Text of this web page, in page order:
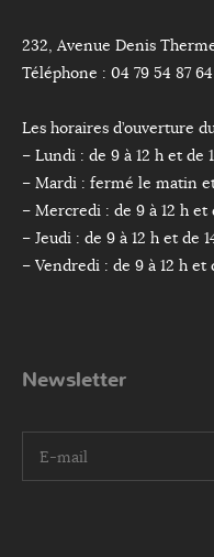
232, Avenue Denis
Téléphone : 04 79 54 87 64
Les horaires d’ouverture
– Lundi : de 9 à 12 h et de
– Mardi : fermé le matin et
– Mercredi : de 9 à 12 h et
– Jeudi : de 9 à 12 h et de
– Vendredi : de 9 à 12 h et
Newsletter
I agree terms and